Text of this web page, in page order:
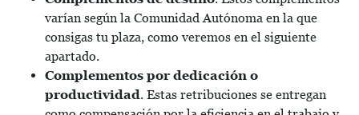
varían según la Comunidad Autónoma en la que
consigas tu plaza, como veremos en el siguiente
apartado.
Complementos por dedicación o
productividad. Estas retribuciones se entregan